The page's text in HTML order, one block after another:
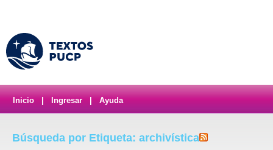
Inicio Ingresar Ayuda
Búsqueda por Etiqueta: archivística